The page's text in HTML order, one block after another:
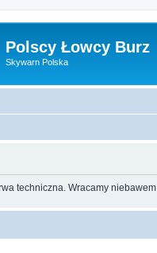
Polscy Łowcy Burz
Skywarn Polska
techniczna. Wracamy niebawem